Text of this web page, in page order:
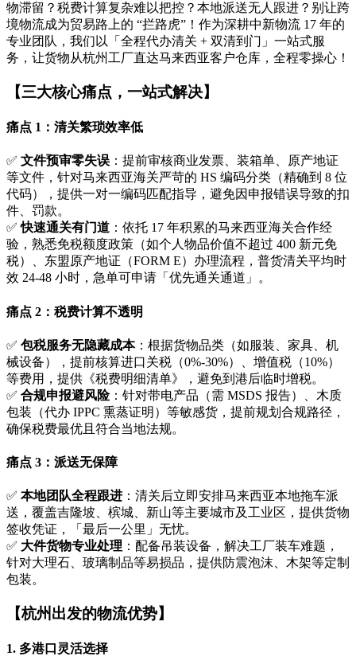
物滞留？税费计算复杂难以把控？本地派送无人跟进？别让跨
境物流成为贸易路上的 “拦路虎”！作为深耕中新物流 17 年的
专业团队，我们以「全程代办清关 + 双清到门」一站式服
务，让货物从杭州工厂直达马来西亚客户仓库，全程零操心！
【三大核心痛点，一站式解决】
痛点 1：清关繁琐效率低
✅ 文件预审零失误 ：提前审核商业发票、装箱单、原产地证
等文件，针对马来西亚海关严苛的 HS 编码分类（精确到 8 位
代码），提供一对一编码匹配指导，避免因申报错误导致的扣
件、罚款。
✅快速通关有门道 ：依托 17 年积累的马来西亚海关合作经
验，熟悉免税额度政策（如个人物品价值不超过 400 新元免
税）、东盟原产地证（FORM E）办理流程，普货清关平均时
效 24-48 小时，急单可申请「优先通关通道」。
痛点 2：税费计算不透明
✅ 包税服务无隐藏成本：根据货物品类（如服装、家具、机
械设备），提前核算进口关税（0%-30%）、增值税（10%）
等费用，提供《税费明细清单》，避免到港后临时增税。
✅ 合规申报避风险：针对带电产品（需 MSDS 报告）、木质
包装（代办 IPPC 熏蒸证明）等敏感货，提前规划合规路径，
确保税费最优且符合当地法规。
痛点 3：派送无保障
✅ 本地团队全程跟进 ：清关后立即安排马来西亚本地拖车派
送，覆盖吉隆坡、槟城、新山等主要城市及工业区，提供货物
签收凭证，「最后一公里」无忧。
✅ 大件货物专业处理 ：配备吊装设备，解决工厂装车难题，
针对大理石、玻璃制品等易损品，提供防震泡沫、木架等定制
包装。
【杭州出发的物流优势】
1. 多港口灵活选择